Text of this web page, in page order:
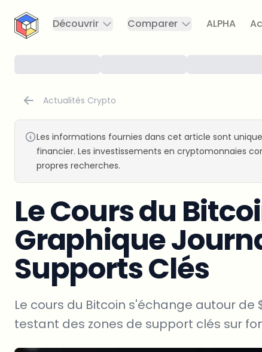
CryptoTicker
Découvrir
Comparer ALPHA
Actualités Crypto
Les informations fournies dans cet article sont
financier. Les investissements en cryptomonnaies
propres recherches.
Le Cours du
Graphique
Supports Clés
Le cours du Bitcoin s'échange autour de
testant des zones de support clés sur